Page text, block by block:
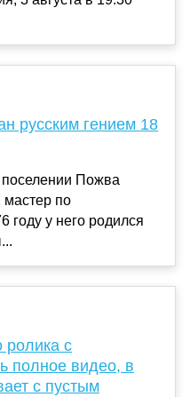
русским гением 18
Пожва
мастер по
году у него родился
ролика с
полное видео, в
с пустым